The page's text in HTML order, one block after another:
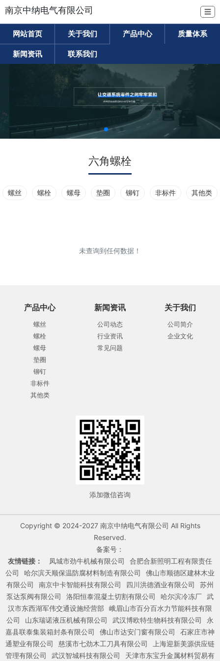
南京中纳电气有限公司 ☰
网站首页 关于我们 产品中心 质量体系
新闻资讯 联系我们
六角螺栓
螺丝 螺栓 螺母 垫圈 铆钉 非标件 其他类
未查询到任何数据！
产品中心
螺丝
螺栓
螺母
垫圈
铆钉
非标件
其他类
新闻资讯
公司动态
行业资讯
常见问题
关于我们
公司简介
企业文化
添加微信咨询
Copyright © 2024-2027 南京中纳电气有限公司 All Rights
Reserved.
备案号：
友情链接：
凤城市劲牛机械有限公司
合肥合新照明工程有限责任
公司
哈尔滨天顺保温防腐材料制造有限公司
佛山市顺德区建林木业
有限公司
南京中卡智能科技有限公司 四川洪德酒业有限公司
苏州
泵达泵阀有限公司
洛阳恒泰混凝土切割有限公司 哈尔滨冷冻厂 武
汉市东西湖军伟交通设施经营部
峨眉山市百分百水力节能科技有限
公司
山东瑞诺液压机械有限公司 武汉博欧特生物科技有限公司
永
嘉县联泰集装箱封条有限公司
佛山市达安门窗有限公司
石家庄市神
通塑业有限公司
慈溪市七劲木工刀具有限公司
上海迎新美源供应链
管理有限公司
武汉智城科技有限公司 天津市东宝升金属材料贸易有